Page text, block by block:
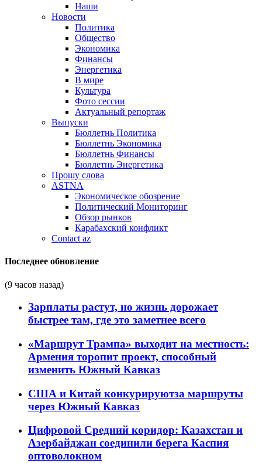
Наши
Новости
Политика
Общество
Экономика
Финансы
Энергетика
В мире
Культура
Фото сессии
Актуальный репортаж
Выпуски
Бюллетнь Политика
Бюллетнь Экономика
Бюллетнь Финансы
Бюллетнь Энергетика
Прошу слова
ASTNA
Экономическое обозрение
Политический Мониторинг
Обзор рынков
Карабахский конфликт
Contact az
Последнее обновление
(9 часов назад)
Зарплаты растут, но жизнь дорожает
быстрее там, где это заметнее всего
«Маршрут Трампа» выходит на местность:
Армения торопит проект, способный
изменить Южный Кавказ
США и Китай конкурируютза маршруты
через Южный Кавказ
Цифровой Средний коридор: Казахстан и
Азербайджан соединили берега Каспия
оптоволокном